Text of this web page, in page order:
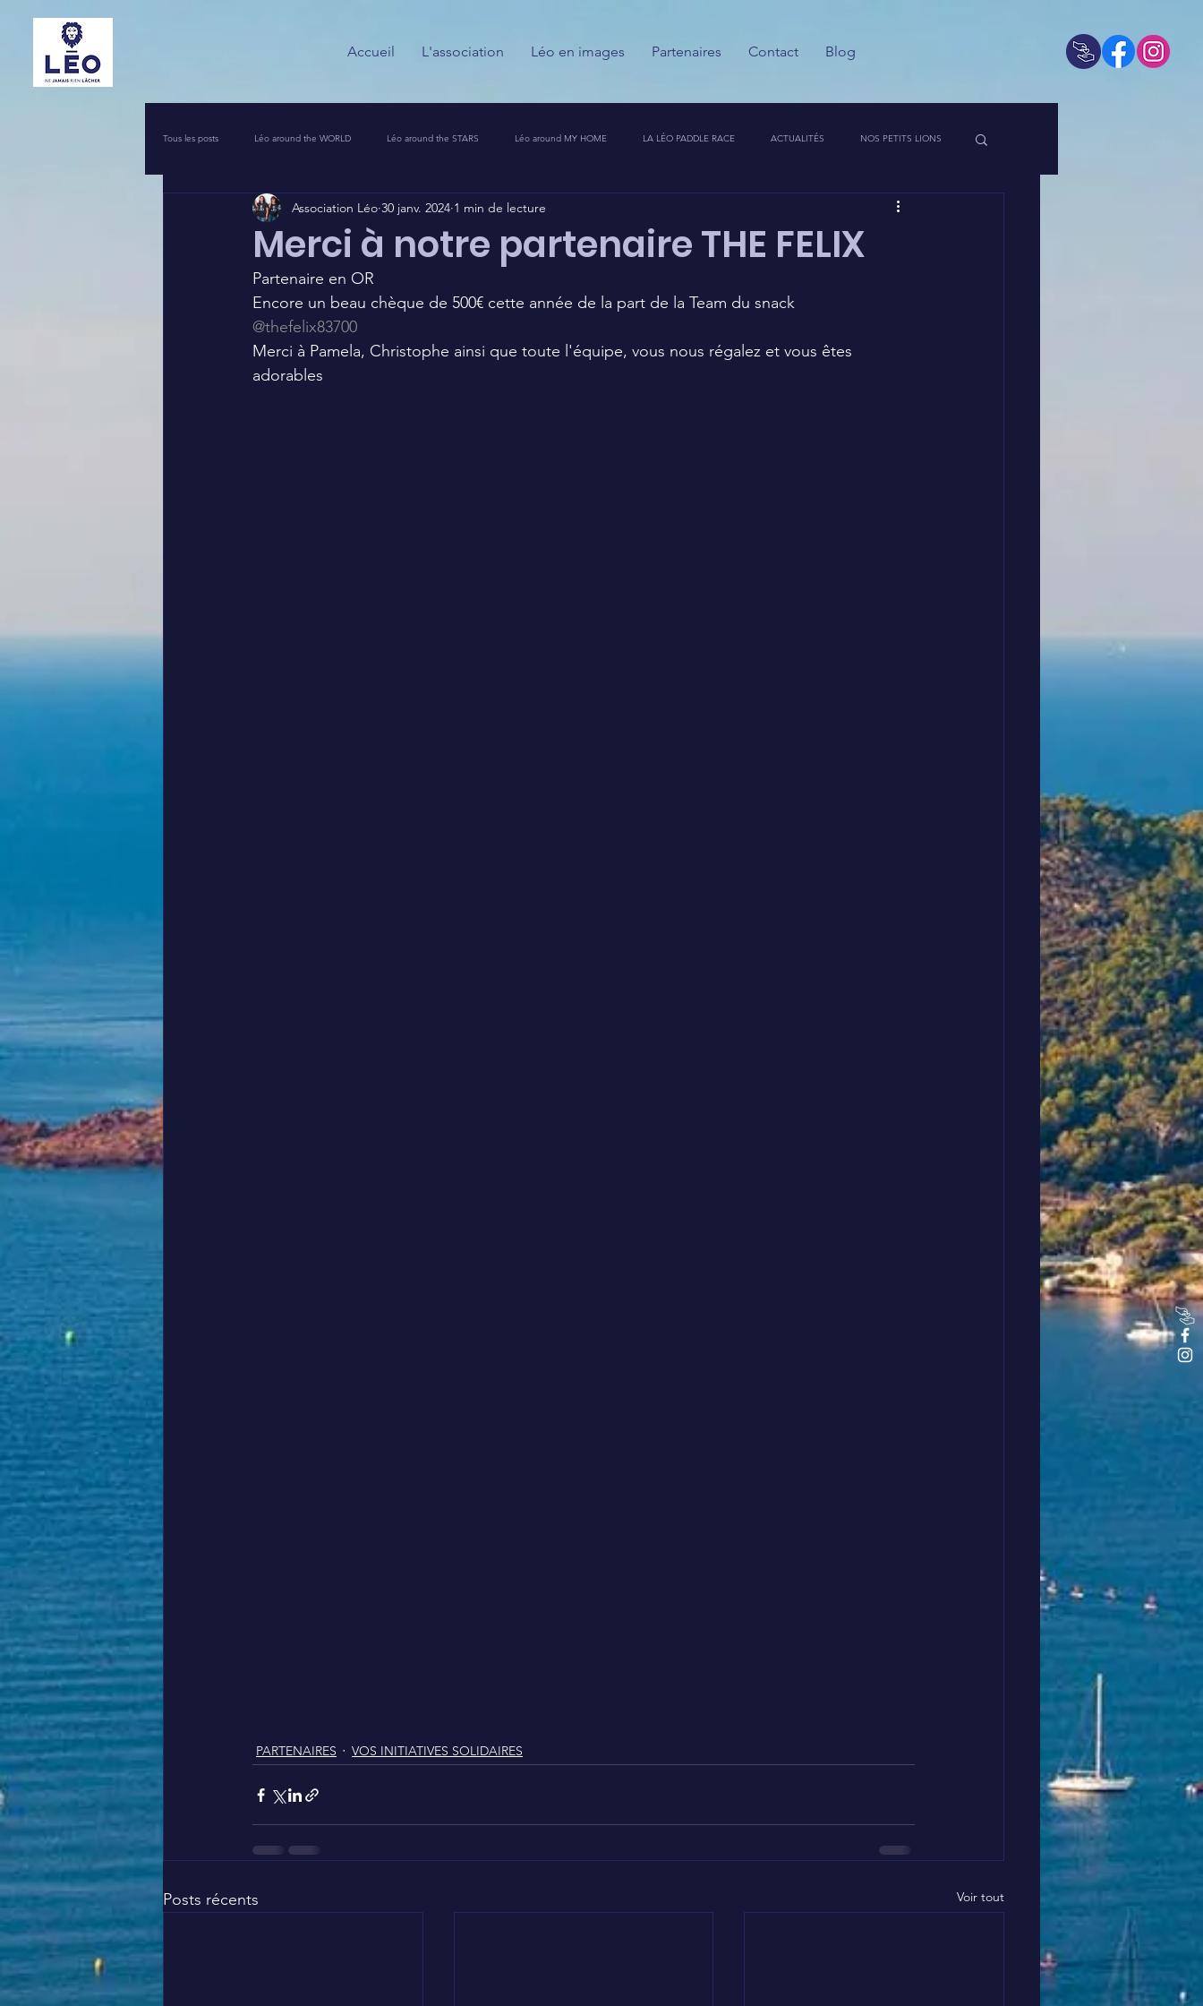
Accueil L'association Léo en images Partenaires Contact Blog
Tous les posts Léo around the WORLD Léo around the STARS Léo around MY HOME LA LÉO PADDLE RACE ACTUALITÉS NOS PETITS LIONS
VOS INITIATIVES SOLIDAIRES COIN PRESSE CALENDRIER DES GUERRIERS DU PALAIS
UNE NUIT POUR 2500 VOIX LEO PIERROT CHALLENGE 🦁🚀
Merci à notre partenaire THE FELIX
Association Léo 30 janv. 2024 1 min de lecture
Partenaire en OR
Encore un beau chèque de 500€ cette année de la part de la Team du snack
@thefelix83700
Merci à Pamela, Christophe ainsi que toute l'équipe, vous nous régalez et vous êtes
adorables
PARTENAIRES VOS INITIATIVES SOLIDAIRES
Posts récents Voir tout